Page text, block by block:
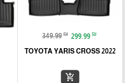
349.99 ₪ 299.99 ₪
TOYOTA YARIS CROSS 2022
add_shopping_cart